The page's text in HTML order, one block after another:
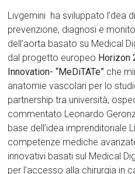
Livgemini ha sviluppato l’dea
prevenzione, diagnosi e
dell’aorta basato su Medical
dal progetto europeo Horizon
Innovation- “MeDiTATe” che
anatomie vascolari per lo
partnership tra università,
commentato Leonardo
base dell’idea imprenditoriale
competenze mediche
innovativi basati sul Medical
per l’accesso alla chirurgia in